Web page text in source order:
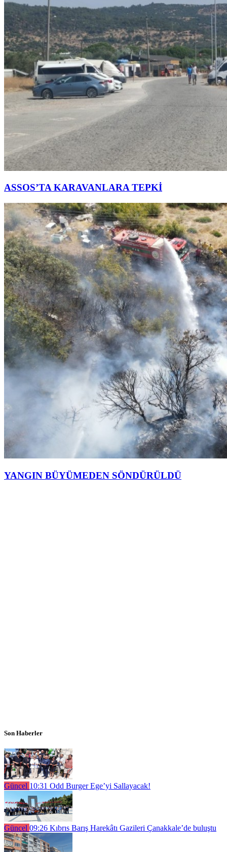
ASSOS’TA KARAVANLARA TEPKİ
YANGIN BÜYÜMEDEN SÖNDÜRÜLDÜ
Son Haberler
Güncel 10:31 Odd Burger Ege’yi Sallayacak!
Güncel 09:26 Kıbrıs Barış Harekâtı Gazileri Çanakkale’de buluştu